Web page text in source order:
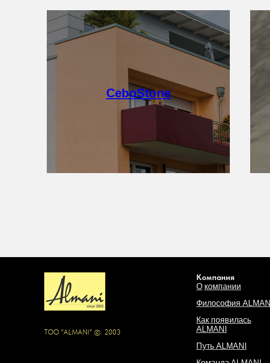
CeboStone
Подробнее
ТОО "ALMANI" ©. 2003
Компания
О компании
Философия ALMANI
Как появилась
ALMANI
Путь ALMANI